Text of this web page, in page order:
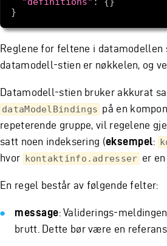
Reglene for feltene i datamodellen
datamodell-stien er nøkkelen, og
Datamodell-stien bruker akkurat
dataModelBindings på en
repeterende gruppe, vil regelene
satt noen indeksering (eksempel:
hvor kontaktinfo.adresser er
En regel består av følgende felter:
message: Validerings-
brutt. Dette bør være en